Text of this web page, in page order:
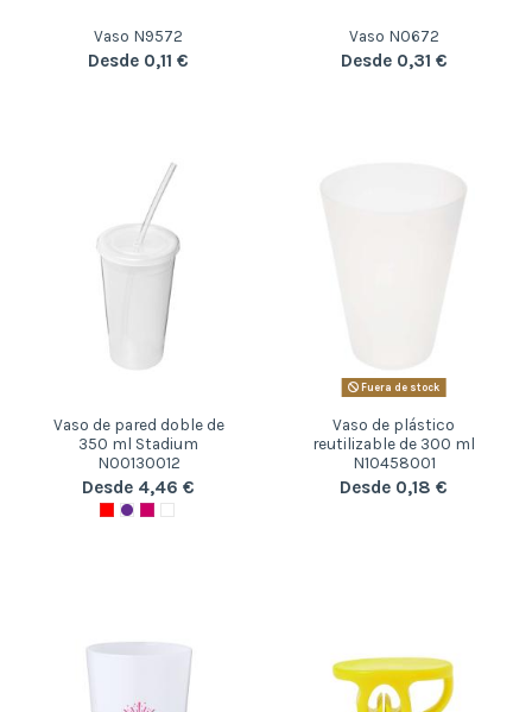
Vaso N9572
Desde 0,11 €
Vaso N0672
Desde 0,31 €
Vaso de pared doble de
350 ml Stadium
N00130012
Desde 4,46 €
Fuera de stock
Vaso de plástico
reutilizable de 300 ml
N10458001
Desde 0,18 €